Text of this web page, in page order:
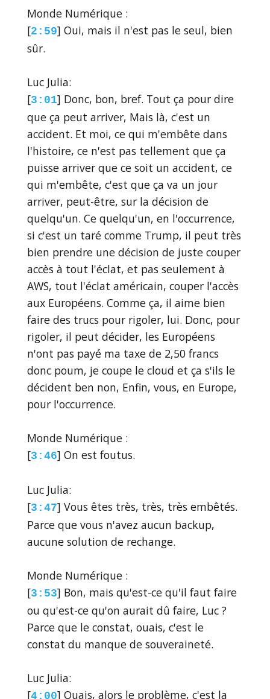
Monde Numérique :
[2:59] Oui, mais il n'est pas le seul, bien
sûr.
Luc Julia:
[3:01] Donc, bon, bref. Tout ça pour dire
que ça peut arriver, Mais là, c'est un
accident. Et moi, ce qui m'embête dans
l'histoire, ce n'est pas tellement que ça
puisse arriver que ce soit un accident, ce
qui m'embête, c'est que ça va un jour
arriver, peut-être, sur la décision de
quelqu'un. Ce quelqu'un, en l'occurrence,
si c'est un taré comme Trump, il peut très
bien prendre une décision de juste couper
accès à tout l'éclat, et pas seulement à
AWS, tout l'éclat américain, couper l'accès
aux Européens. Comme ça, il aime bien
faire des trucs pour rigoler, lui. Donc, pour
rigoler, il peut décider, les Européens
n'ont pas payé ma taxe de 2,50 francs
donc poum, je coupe le cloud et ça s'ils le
décident ben non, Enfin, vous, en Europe,
pour l'occurrence.
Monde Numérique :
[3:46] On est foutus.
Luc Julia:
[3:47] Vous êtes très, très, très embêtés.
Parce que vous n'avez aucun backup,
aucune solution de rechange.
Monde Numérique :
[3:53] Bon, mais qu'est-ce qu'il faut faire
ou qu'est-ce qu'on aurait dû faire, Luc ?
Parce que le constat, ouais, c'est le
constat du manque de souveraineté.
Luc Julia:
[4:00] Ouais, alors le problème, c'est la